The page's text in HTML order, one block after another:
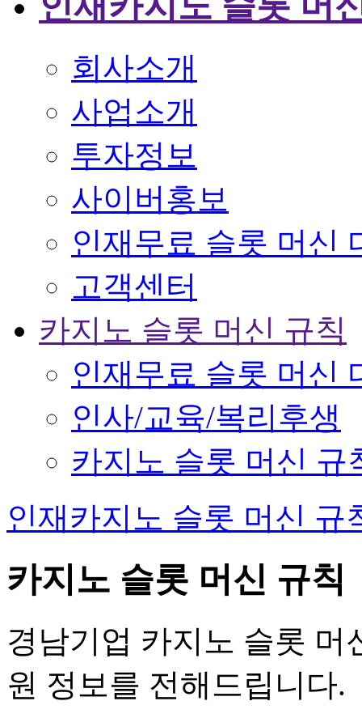
회사소개
사업소개
투자정보
사이버홍보
인재무료 슬롯 머신
고객센터
카지노 슬롯 머신 규칙
인재무료 슬롯 머신
인사/교육/복리후생
카지노 슬롯 머신 규
인재카지노 슬롯 머신 규
카지노 슬롯 머신 규칙
경남기업 카지노 슬롯 머
원 정보를 전해드립니다.